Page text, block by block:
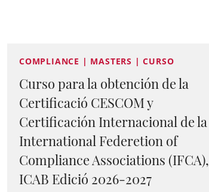
COMPLIANCE | MASTERS | CURSO
Curso para la obtención de la
Certificació CESCOM y
Certificación Internacional de la
International Federetion of
Compliance Associations (IFCA),
ICAB Edició 2026-2027